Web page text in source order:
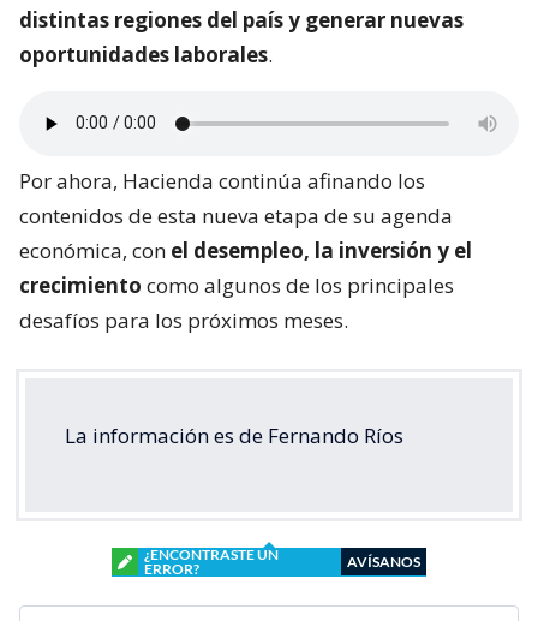
distintas regiones del país y generar nuevas
oportunidades laborales.
Por ahora, Hacienda continúa afinando los
contenidos de esta nueva etapa de su agenda
económica, con el desempleo, la inversión y el
crecimiento como algunos de los principales
desafíos para los próximos meses.
La información es de Fernando Ríos
¿ENCONTRASTE UN
ERROR?
AVÍSANOS